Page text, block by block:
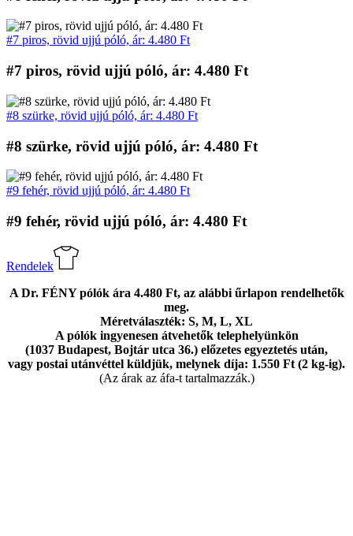
#7 piros, rövid ujjú póló, ár: 4.480 Ft
#7 piros, rövid ujjú póló, ár: 4.480 Ft
#8 szürke, rövid ujjú póló, ár: 4.480 Ft
#8 szürke, rövid ujjú póló, ár: 4.480 Ft
#9 fehér, rövid ujjú póló, ár: 4.480 Ft
#9 fehér, rövid ujjú póló, ár: 4.480 Ft
Rendelek
A Dr. FÉNY pólók ára 4.480 Ft, az alábbi űrlapon rendelhetők
meg.
Méretválaszték: S, M, L, XL
A pólók ingyenesen átvehetők telephelyünkön
(1037 Budapest, Bojtár utca 36.) előzetes egyeztetés után,
vagy postai utánvéttel küldjük, melynek díja: 1.550 Ft (2 kg-ig).
(Az árak az áfa-t tartalmazzák.)